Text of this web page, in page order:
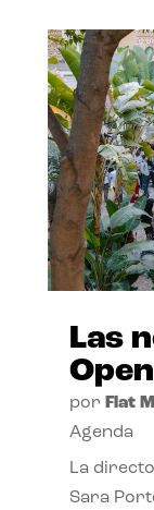
Las
por Flat
Agenda
La
Sara